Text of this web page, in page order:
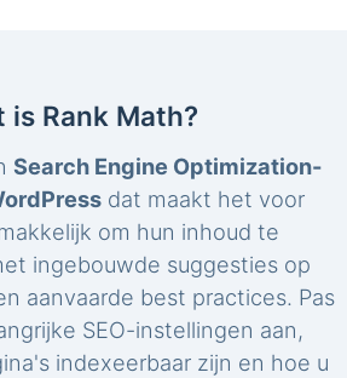
is Rank Math?
Search Engine Optimization-
dat maakt het voor
om hun inhoud te
ingebouwde suggesties op
aanvaarde best practices. Pas
SEO-instellingen aan,
indexeerbaar zijn en hoe u